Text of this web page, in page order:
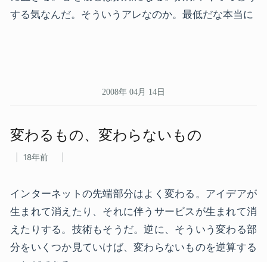
する気なんだ。そういうアレなのか。最低だな本当に
2008年 04月 14日
変わる​もの、​変わらない​もの
18年前
インターネットの先端部分はよく変わる。アイデアが
生まれて消えたり、それに伴うサービスが生まれて消
えたりする。技術もそうだ。逆に、そういう変わる部
分をいくつか見ていけば、変わらないものを逆算する